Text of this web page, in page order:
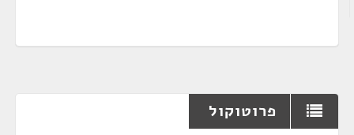
פרוטוקול